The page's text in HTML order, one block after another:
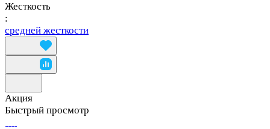
Жесткость
:
средней жесткости
Акция
Быстрый просмотр